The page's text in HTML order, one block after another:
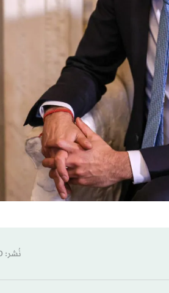
نُشر: 19:30-15 فبراير 2024 م ـ 06 شَعبان 1445 هـ